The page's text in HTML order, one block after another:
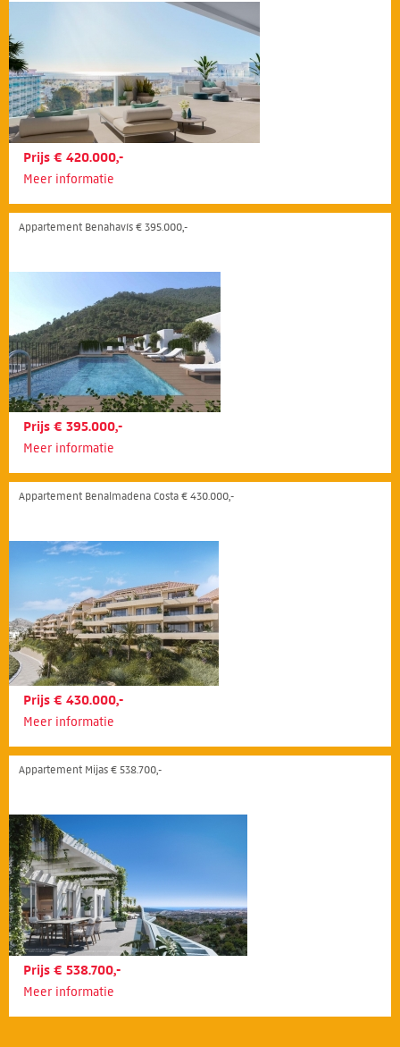
Prijs € 420.000,-
Meer informatie
Appartement Benahavís € 395.000,-
Prijs € 395.000,-
Meer informatie
Appartement Benalmadena Costa € 430.000,-
Prijs € 430.000,-
Meer informatie
Appartement Mijas € 538.700,-
Prijs € 538.700,-
Meer informatie